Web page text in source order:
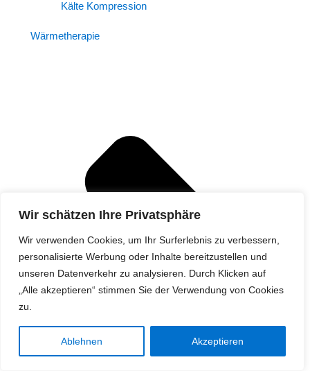
Wir schätzen Ihre Privatsphäre
Wir verwenden Cookies, um Ihr Surferlebnis zu verbessern,
personalisierte Werbung oder Inhalte bereitzustellen und
unseren Datenverkehr zu analysieren. Durch Klicken auf
„Alle akzeptieren“ stimmen Sie der Verwendung von Cookies
zu.
Ablehnen Akzeptieren
Kälte Kompression
Wärmetherapie